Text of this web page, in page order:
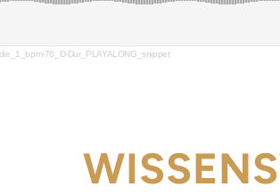
76_D-Dur_PLAYALONG_snippet